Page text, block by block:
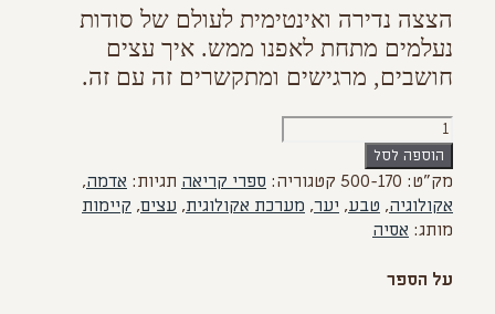
הצצה נדירה ואינטימית לעולם של סודות
נעלמים מתחת לאפנו ממש. איך עצים
חושבים, מרגישים ומתקשרים זה עם זה.
כמות
של
החיים
הנסתרים
של
הוספה לסל
מק"ט: 500-170 קטגוריה: ספרי קריאה תגיות: אדמה,
אקולוגיה, טבע, יער, מערכת אקולוגית, עצים, קיימות
מותג: אסיה
על הספר